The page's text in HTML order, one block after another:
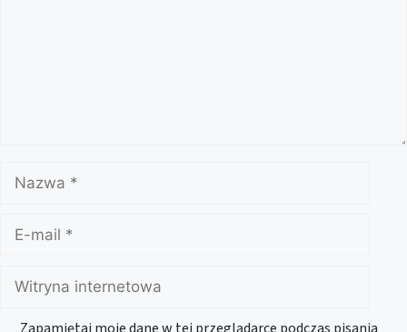
Nazwa
mail
Witryna
internetowa
Zapamiętaj moje dane w tej przeglądarce podczas pisania